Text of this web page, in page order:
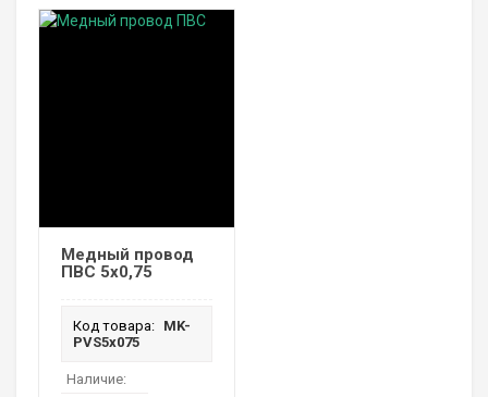
Медный провод
ПВС 5х0,75
Код товара: MK-
PVS5х075
Наличие: